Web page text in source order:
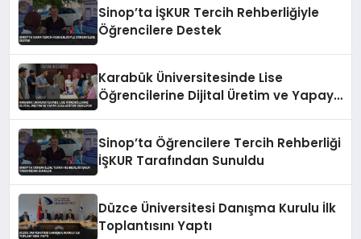
Sinop’ta İŞKUR Tercih Rehberliğiyle
Öğrencilere Destek
Karabük Üniversitesinde Lise
Öğrencilerine Dijital Üretim ve Yapay
Sinop’ta Öğrencilere Tercih Rehberliği
İŞKUR Tarafından Sunuldu
Düzce Üniversitesi Danışma Kurulu İlk
Toplantısını Yaptı